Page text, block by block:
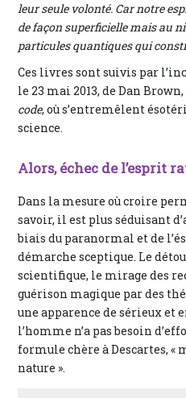
leur seule volonté. Car notre
de façon superficielle mais au
particules quantiques qui
Ces livres sont suivis par
le 23 mai 2013, de Dan
code, où s’entremêlent
science.
Alors, échec de l’esprit
Dans la mesure où croire
savoir, il est plus séduisant
biais du paranormal et de
démarche sceptique. Le
scientifique, le mirage des
guérison magique par des
une apparence de sérieux
l’homme n’a pas besoin
formule chère à Descartes, «
nature ».